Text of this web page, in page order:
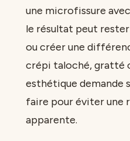
une microfissure
le résultat peut
ou créer une
crépi taloché, gratté
esthétique demande
faire pour éviter une
apparente.